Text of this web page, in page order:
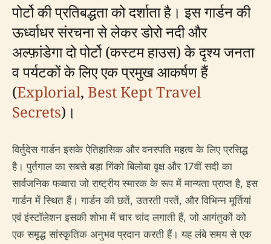
पोर्टो की प्रतिबद्धता को दर्शाता है। इस गार्डन की
ऊर्ध्वाधर संरचना से लेकर डोरो नदी और
अल्फ़ांडेगा दो पोर्टो (कस्टम हाउस) के दृश्य जनता
व पर्यटकों के लिए एक प्रमुख आकर्षण हैं
(Explorial, Best Kept Travel
Secrets)।
विर्तुदेस गार्डन इसके ऐतिहासिक और वनस्पति महत्व के लिए प्रसिद्ध
है। पुर्तगाल का सबसे बड़ा गिंको बिलोबा वृक्ष और 17वीं सदी का
सार्वजनिक फव्वारा जो राष्ट्रीय स्मारक के रूप में मान्यता प्राप्त है, इस
गार्डन में स्थित हैं। गार्डन की छतें, उतरती परतें, और विभिन्न मूर्तियां
एवं इंस्टॉलेशन इसकी शोभा में चार चांद लगाती हैं, जो आगंतुकों को
एक समृद्ध सांस्कृतिक अनुभव प्रदान करती हैं। यह लंबे समय से एक